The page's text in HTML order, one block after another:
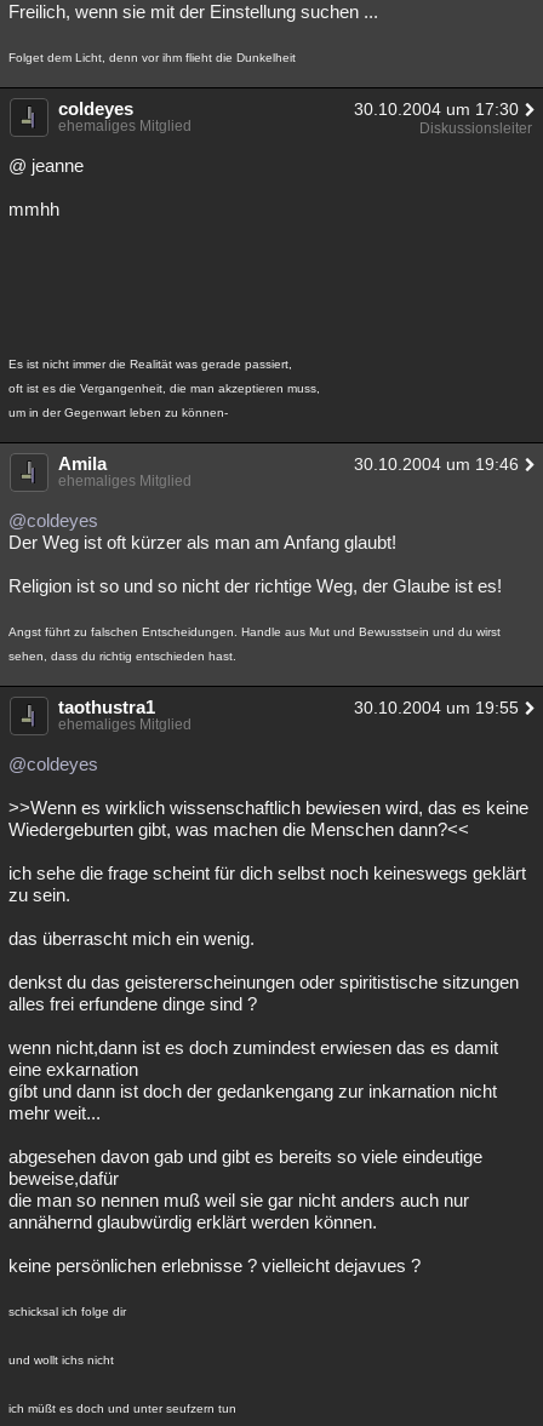
Freilich, wenn sie mit der Einstellung suchen ...
Folget dem Licht, denn vor ihm flieht die Dunkelheit
coldeyes 30.10.2004 um 17:30
ehemaliges Mitglied Diskussionsleiter
@ jeanne
mmhh
Es ist nicht immer die Realität was gerade passiert,
oft ist es die Vergangenheit, die man akzeptieren muss,
um in der Gegenwart leben zu können-
Amila 30.10.2004 um 19:46
ehemaliges Mitglied
@coldeyes
Der Weg ist oft kürzer als man am Anfang glaubt!
Religion ist so und so nicht der richtige Weg, der Glaube ist es!
Angst führt zu falschen Entscheidungen. Handle aus Mut und Bewusstsein und du wirst
sehen, dass du richtig entschieden hast.
taothustra1 30.10.2004 um 19:55
ehemaliges Mitglied
@coldeyes
>>Wenn es wirklich wissenschaftlich bewiesen wird, das es keine
Wiedergeburten gibt, was machen die Menschen dann?<<
ich sehe die frage scheint für dich selbst noch keineswegs geklärt
zu sein.
das überrascht mich ein wenig.
denkst du das geistererscheinungen oder spiritistische sitzungen
alles frei erfundene dinge sind ?
wenn nicht,dann ist es doch zumindest erwiesen das es damit
eine exkarnation
gíbt und dann ist doch der gedankengang zur inkarnation nicht
mehr weit...
abgesehen davon gab und gibt es bereits so viele eindeutige
beweise,dafür
die man so nennen muß weil sie gar nicht anders auch nur
annähernd glaubwürdig erklärt werden können.
keine persönlichen erlebnisse ? vielleicht dejavues ?
schicksal ich folge dir
und wollt ichs nicht
ich müßt es doch und unter seufzern tun